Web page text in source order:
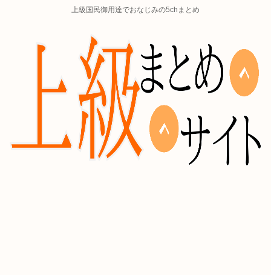
上級国民御用達でおなじみの5chまとめ